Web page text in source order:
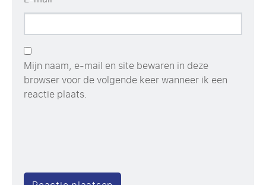
Mijn naam, e-mail en site bewaren in deze
browser voor de volgende keer wanneer ik een
reactie plaats.